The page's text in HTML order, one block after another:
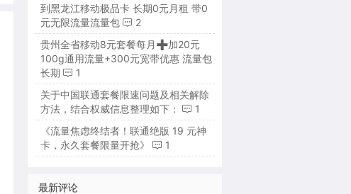
到黑龙江移动极品卡 长期0元月租 带0
元无限流量流量包
2
贵州全省移动8元套餐每月➕加20元
100g通用流量+300元宽带优惠 流量包
长期
1
关于中国联通套餐限速问题及相关解除
方法，结合权威信息整理如下：
1
《流量焦虑终结者！联通绝版 19 元神
卡，永久套餐限量开抢》
1
最新评论